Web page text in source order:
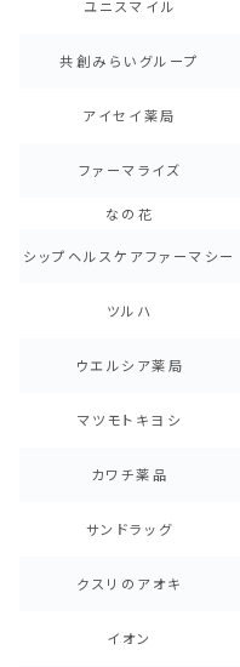
ユニスマイル
共創みらいグループ
アイセイ薬局
ファーマライズ
なの花
シップヘルスケアファーマシー
ツルハ
ウエルシア薬局
マツモトキヨシ
カワチ薬品
サンドラッグ
クスリのアオキ
イオン